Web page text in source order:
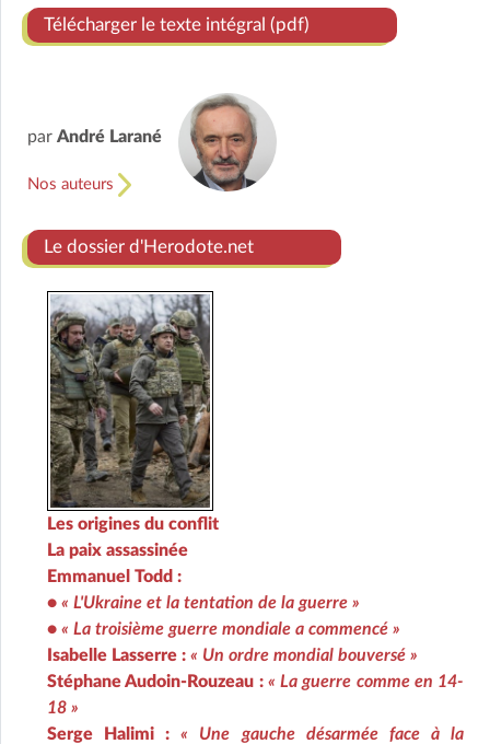
Télécharger le texte intégral (pdf)
par André Larané
Nos auteurs
Le dossier d'Herodote.net
Les origines du conflit
La paix assassinée
Emmanuel Todd :
• « L'Ukraine et la tentation de la guerre »
• « La troisième guerre mondiale a commencé »
Isabelle Lasserre : « Un ordre mondial bouversé »
Stéphane Audoin-Rouzeau : « La guerre comme en 14-
18 »
Serge Halimi :« Une gauche désarmée face à la